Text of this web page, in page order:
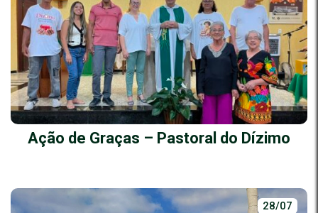
Ação de Graças – Pastoral do Dízimo
28/07